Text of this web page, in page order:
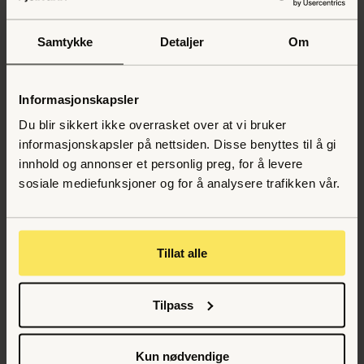
Samtykke Detaljer Om
Informasjonskapsler
Du blir sikkert ikke overrasket over at vi bruker
informasjonskapsler på nettsiden. Disse benyttes til å gi
innhold og annonser et personlig preg, for å levere
sosiale mediefunksjoner og for å analysere trafikken vår.
Tillat alle
Tilpass
Kun nødvendige
et likestilt, tilgjengelig og inkluderende samfunn.
Kontakt
oss
Andre fagbegrep
Hva er brukersentrert design?
Hva er et design?
Hva er en visuell profil?
Hva er en designprosess?